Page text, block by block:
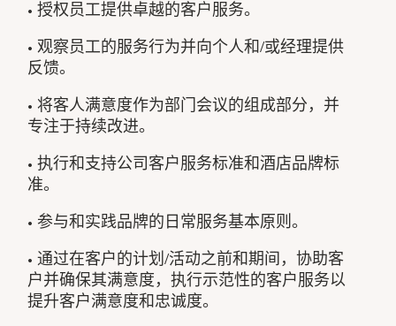
• 授权员工提供卓越的客户服务。
• 观察员工的服务行为并向个人和/或经理提供
反馈。
• 将客人满意度作为部门会议的组成部分，并
专注于持续改进。
• 执行和支持公司客户服务标准和酒店品牌标
准。
• 参与和实践品牌的日常服务基本原则。
• 通过在客户的计划/活动之前和期间，协助客
户并确保其满意度，执行示范性的客户服务以
提升客户满意度和忠诚度。